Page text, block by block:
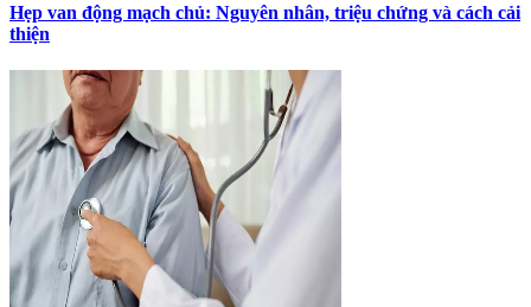
Hẹp van động mạch chủ: Nguyên nhân, triệu chứng và cách cải
thiện